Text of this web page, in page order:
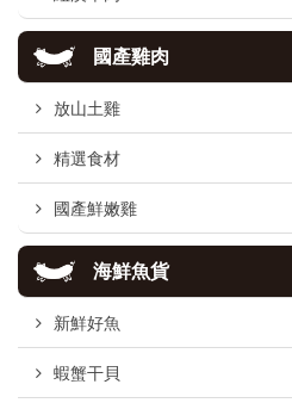
國產雞肉
放山土雞
精選食材
國產鮮嫩雞
海鮮魚貨
新鮮好魚
蝦蟹干貝